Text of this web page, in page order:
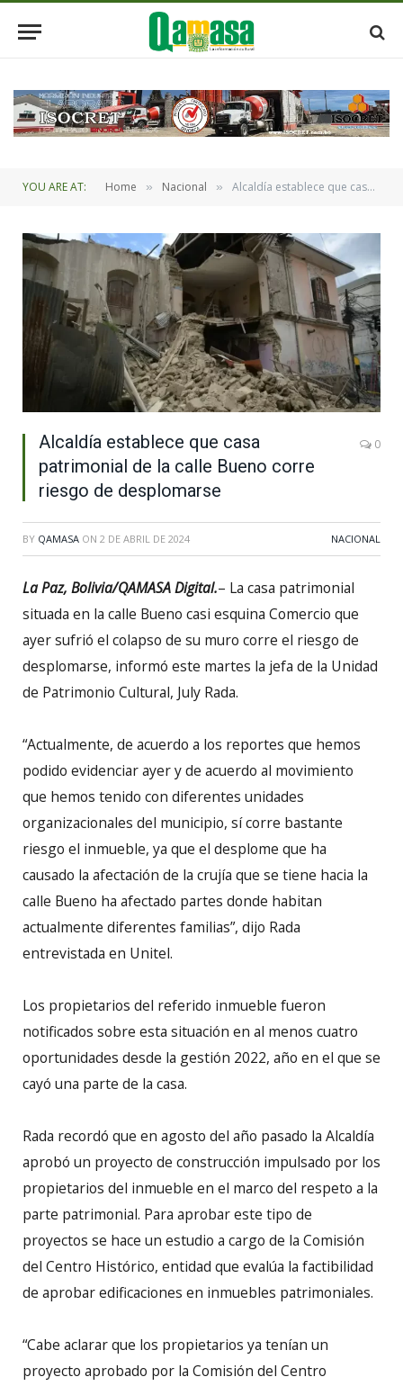
YOU ARE AT: Home » Nacional » Alcaldía establece que casa patrimonial de la calle Bueno corre riesgo de desplomarse
Alcaldía establece que casa
patrimonial de la calle Bueno corre
riesgo de desplomarse
0
BY QAMASA ON 2 DE ABRIL DE 2024 NACIONAL
La Paz, Bolivia/QAMASA Digital.– La casa patrimonial
situada en la calle Bueno casi esquina Comercio que
ayer sufrió el colapso de su muro corre el riesgo de
desplomarse, informó este martes la jefa de la Unidad
de Patrimonio Cultural, July Rada.
“Actualmente, de acuerdo a los reportes que hemos
podido evidenciar ayer y de acuerdo al movimiento
que hemos tenido con diferentes unidades
organizacionales del municipio, sí corre bastante
riesgo el inmueble, ya que el desplome que ha
causado la afectación de la crujía que se tiene hacia la
calle Bueno ha afectado partes donde habitan
actualmente diferentes familias”, dijo Rada
entrevistada en Unitel.
Los propietarios del referido inmueble fueron
notificados sobre esta situación en al menos cuatro
oportunidades desde la gestión 2022, año en el que se
cayó una parte de la casa.
Rada recordó que en agosto del año pasado la Alcaldía
aprobó un proyecto de construcción impulsado por los
propietarios del inmueble en el marco del respeto a la
parte patrimonial. Para aprobar este tipo de
proyectos se hace un estudio a cargo de la Comisión
del Centro Histórico, entidad que evalúa la factibilidad
de aprobar edificaciones en inmuebles patrimoniales.
“Cabe aclarar que los propietarios ya tenían un
proyecto aprobado por la Comisión del Centro